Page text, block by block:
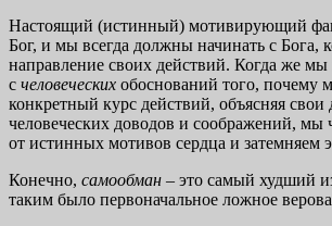
Настоящий (истинный) мотивирующий
Бог, и мы всегда должны начинать с Бога,
направление своих действий. Когда же мы
с человеческих обоснований того, почему
конкретный курс действий, объясняя свои
человеческих доводов и соображений, мы
от истинных мотивов сердца и затемняем
Конечно, самообман – это самый худший
таким было первоначальное ложное